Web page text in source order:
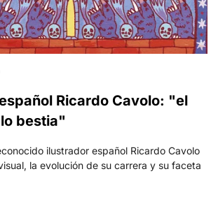
Ricardo Cavolo: "el
bestia"
ilustrador español Ricardo Cavolo
la evolución de su carrera y su faceta